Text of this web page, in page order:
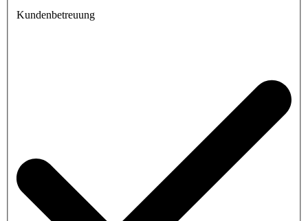
Kundenbetreuung